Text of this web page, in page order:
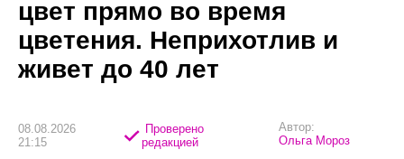
цвет прямо во время
цветения. Неприхотлив и
живет до 40 лет
08.08.2026
21:15
Проверено
редакцией
Автор:
Ольга Мороз